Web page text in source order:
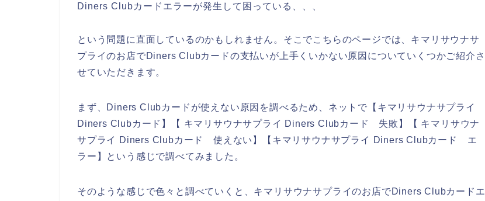
Diners Clubカードエラーが発生して困っている、、、
という問題に直面しているのかもしれません。そこでこちらのページでは、キマリサウナサ
プライのお店でDiners Clubカードの支払いが上手くいかない原因についていくつかご紹介さ
せていただきます。
まず、Diners Clubカードが使えない原因を調べるため、ネットで【キマリサウナサプライ
Diners Clubカード】【 キマリサウナサプライ Diners Clubカード 失敗】【 キマリサウナ
サプライ Diners Clubカード 使えない】【キマリサウナサプライ Diners Clubカード エ
ラー】という感じで調べてみました。
そのような感じで色々と調べていくと、キマリサウナサプライのお店でDiners Clubカードエ